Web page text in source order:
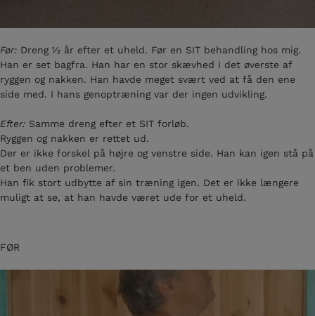
Før: Dreng ½ år efter et uheld. Før en SIT behandling hos mig.
Han er set bagfra. Han har en stor skævhed i det øverste af
ryggen og nakken. Han havde meget svært ved at få den ene
side med. I hans genoptræning var der ingen udvikling.
Efter: Samme dreng efter et SIT forløb.
Ryggen og nakken er rettet ud.
Der er ikke forskel på højre og venstre side. Han kan igen stå på
et ben uden problemer.
Han fik stort udbytte af sin træning igen. Det er ikke længere
muligt at se, at han havde været ude for et uheld.
FØR